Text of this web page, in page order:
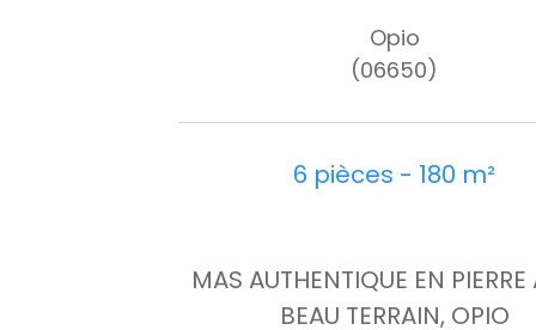
Opio
(06650)
6 pièces - 180 m²
MAS AUTHENTIQUE EN
BEAU TERRAIN, OPIO